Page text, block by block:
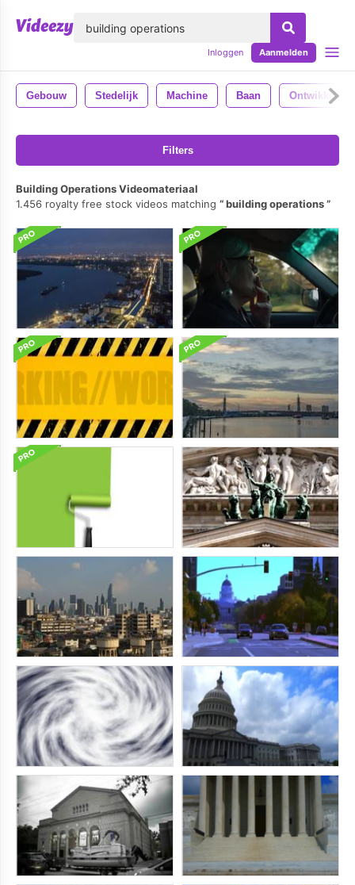
Inloggen Aanmelden
Gebouw Stedelijk Machine Baan Ontwikkeling
Filters
Building Operations Videomateriaal
1.456 royalty free stock videos matching
building operations